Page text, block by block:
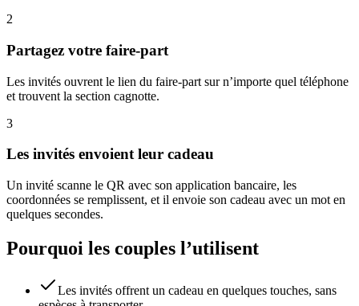
2
Partagez votre faire-part
Les invités ouvrent le lien du faire-part sur n’importe quel téléphone
et trouvent la section cagnotte.
3
Les invités envoient leur cadeau
Un invité scanne le QR avec son application bancaire, les
coordonnées se remplissent, et il envoie son cadeau avec un mot en
quelques secondes.
Pourquoi les couples l’utilisent
Les invités offrent un cadeau en quelques touches, sans